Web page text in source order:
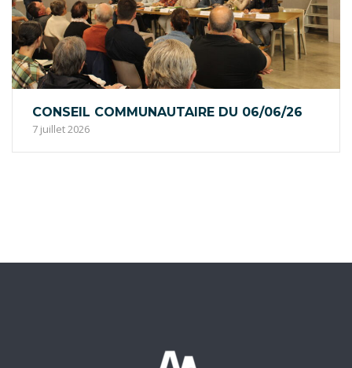
CONSEIL COMMUNAUTAIRE DU 06/06/26
7 juillet 2026